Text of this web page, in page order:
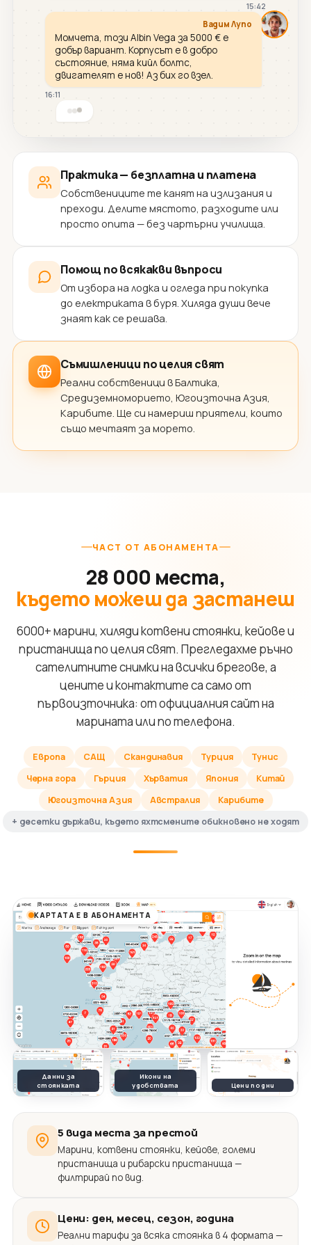
15:42
Вадим Лупо
Момчета, този Albin Vega за 5000 € е
добър вариант. Корпусът е в добро
състояние, няма кийл болтс,
двигателят е нов! Аз бих го взел.
16:11
Практика — безплатна и платена
Собствениците те канят на излизания и
преходи. Делите мястото, разходите или
просто опита — без чартърни училища.
Помощ по всякакви въпроси
От избора на лодка и огледа при покупка
до електриката в буря. Хиляда души вече
знаят как се решава.
Съмишленици по целия свят
Реални собственици в Балтика,
Средиземноморието, Югоизточна Азия,
Карибите. Ще си намериш приятели, които
също мечтаят за морето.
ЧАСТ ОТ АБОНАМЕНТА
28 000 места,
където можеш да застанеш
6000+ марини, хиляди котвени стоянки, кейове и
пристанища по целия свят. Прегледахме ръчно
сателитните снимки на всички брегове, а
цените и контактите са само от
първоизточника: от официалния сайт на
марината или по телефона.
Европа САЩ Скандинавия Турция
Тунис
Черна гора
Гърция Хърватия Япония
Китай
Югоизточна Азия
Австралия
Карибите
+ десетки държави, където яхтсмените обикновено не ходят
КАРТАТА Е В АБОНАМЕНТА
Данни за
стоянката
Икони на
удобствата
Цени по дни
5 вида места за престой
Марини, котвени стоянки, кейове, големи
пристанища и рибарски пристанища —
филтрирай по вид.
Цени: ден, месец, сезон, година
Реални тарифи за всяка стоянка в 4 формата —